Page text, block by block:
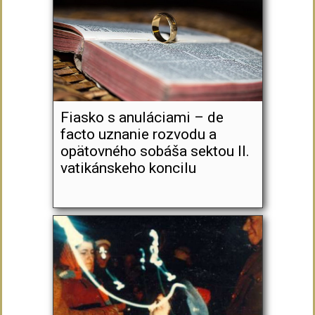
Fiasko s anuláciami – de
facto uznanie rozvodu a
opätovného sobáša sektou II.
vatikánskeho koncilu